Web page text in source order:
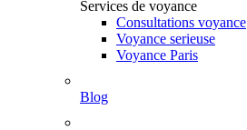
Services de voyance
Consultations voyance
Voyance serieuse
Voyance Paris
Blog